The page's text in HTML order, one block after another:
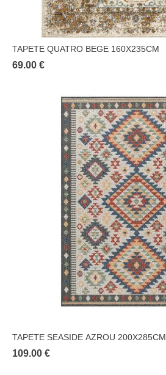
TAPETE QUATRO BEGE 160X235CM
69.00 €
TAPETE SEASIDE AZROU 200X285CM
109.00 €